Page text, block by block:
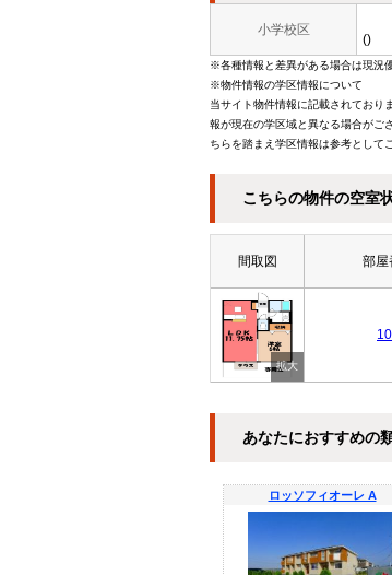
小学校区
()
※各種情報と差異がある場合は現況
※物件情報の学区情報について
当サイト物件情報に記載されており
報が現在の学区域と異なる場合がご
ちらを踏まえ学区情報は参考として
こちらの物件の空室
間取図 部屋
あなたにおすすめの
ロッソフィオーレ A